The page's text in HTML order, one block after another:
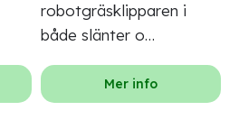
robotgräsklipparen i
både slänter o…
Mer info